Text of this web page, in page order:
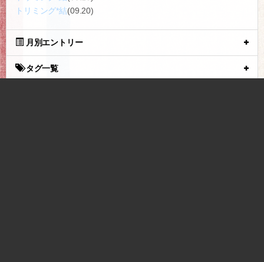
トリミング*結(09.20)
月別エントリー
タグ一覧